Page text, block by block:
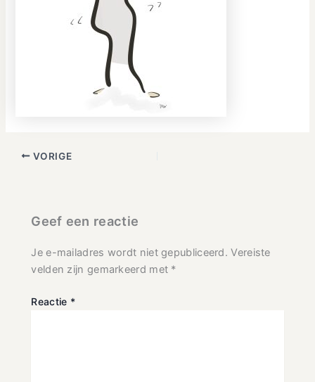
VORIGE
Geef een reactie
Je e-mailadres wordt niet gepubliceerd. Vereiste
velden zijn gemarkeerd met *
Reactie *